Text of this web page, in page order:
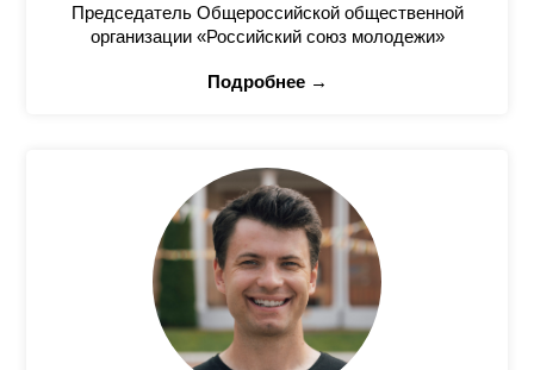
Председатель Общероссийской общественной
организации «Российский союз молодежи»
Подробнее →